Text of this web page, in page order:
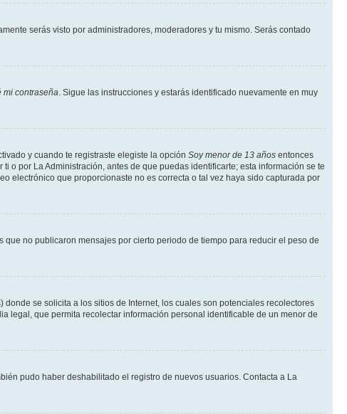
serás visto por administradores, moderadores y tu mismo. Serás contado
mi contraseña . Sigue las instrucciones y estarás identificado nuevamente en muy
y cuando te registraste elegiste la opción Soy menor de 13 años entonces
o por La Administración, antes de que puedas identificarte; esta información se te
electrónico que proporcionaste no es correcta o tal vez haya sido capturada por
no publicaron mensajes por cierto periodo de tiempo para reducir el peso de
se solicita a los sitios de Internet, los cuales son potenciales recolectores
legal, que permita recolectar información personal identificable de un menor de
pudo haber deshabilitado el registro de nuevos usuarios. Contacta a La